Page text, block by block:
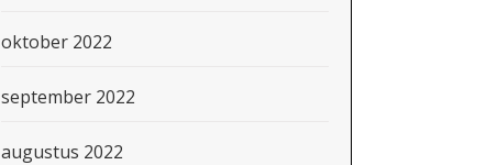
oktober 2022
september 2022
augustus 2022